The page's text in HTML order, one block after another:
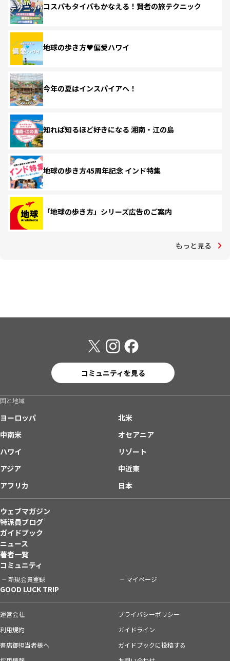
コスパもタイパもかなえる！賢者の旅テクニック
地球の歩き方♥偏愛ハワイ
今年の夏はインスパイアへ！
知れば知るほど好きになる 湘南・江の島
地球の歩き方45周年記念 インド特集
「地球の歩き方」シリーズ広告のご案内
もっと見る
コミュニティを見る
国と地域
ヨーロッパ
北米
中南米
オセアニア
ハワイ
リゾート
アジア
中近東
アフリカ
日本
ウェブマガジン
特派員ブログ
ガイドブック
ニュース
著者一覧
コミュニティ
新規会員登録 マイページ
GOOD LUCK TRIP
運営会社
プライバシーポリシー
利用規約
ガイドライン
書店御担当者様へ
ガイドブックに投稿する